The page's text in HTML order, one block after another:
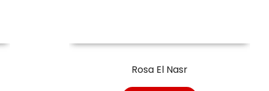
Rosa El Nasr